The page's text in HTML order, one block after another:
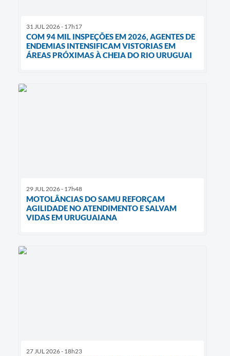
31 JUL 2026 - 17h17
COM 94 MIL INSPEÇÕES EM 2026, AGENTES DE
ENDEMIAS INTENSIFICAM VISTORIAS EM
ÁREAS PRÓXIMAS À CHEIA DO RIO URUGUAI
29 JUL 2026 - 17h48
MOTOLÂNCIAS DO SAMU REFORÇAM
AGILIDADE NO ATENDIMENTO E SALVAM
VIDAS EM URUGUAIANA
27 JUL 2026 - 18h23